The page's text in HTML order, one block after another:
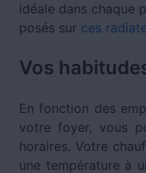
idéale dans chaque
posés sur ces
Vos
En fonction des
votre foyer, vous
horaires. Votre
une température à